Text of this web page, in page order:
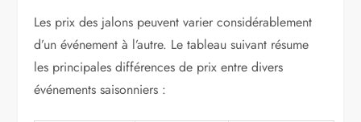
Les prix des jalons peuvent varier considérablement
d’un événement à l’autre. Le tableau suivant résume
les principales différences de prix entre divers
événements saisonniers :